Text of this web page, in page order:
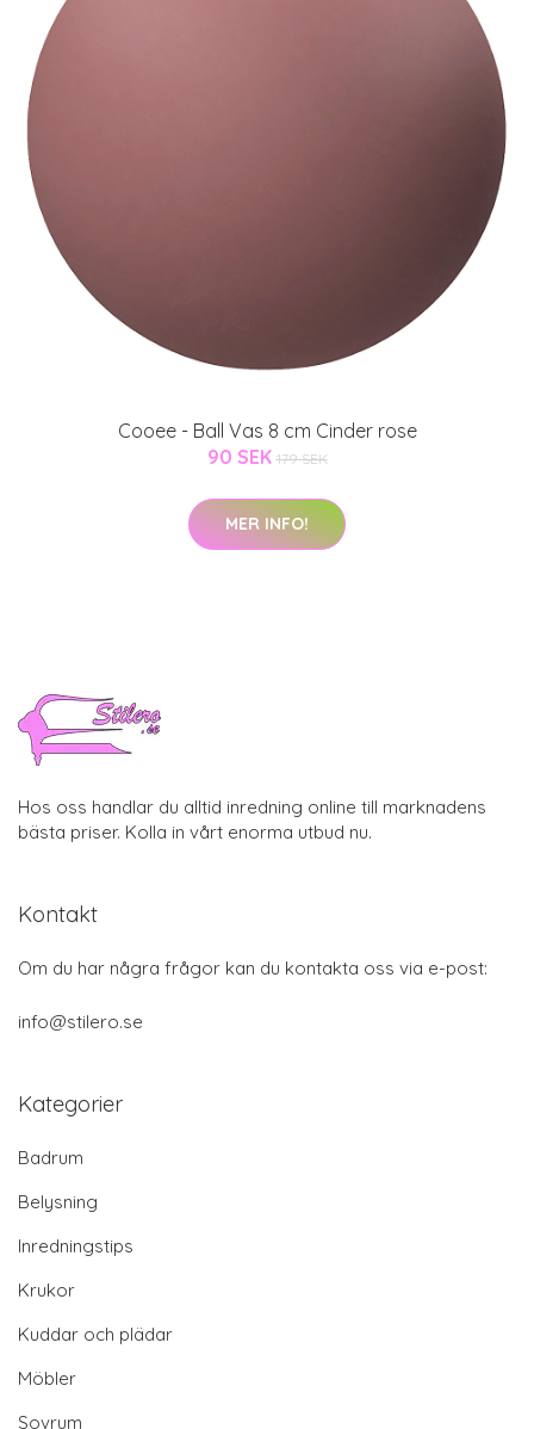
Cooee - Ball Vas 8 cm Cinder rose
90 SEK 179 SEK
MER INFO!
Hos oss handlar du alltid inredning online till marknadens
bästa priser. Kolla in vårt enorma utbud nu.
Kontakt
Om du har några frågor kan du kontakta oss via e-post:
info@stilero.se
Kategorier
Badrum
Belysning
Inredningstips
Krukor
Kuddar och plädar
Möbler
Sovrum